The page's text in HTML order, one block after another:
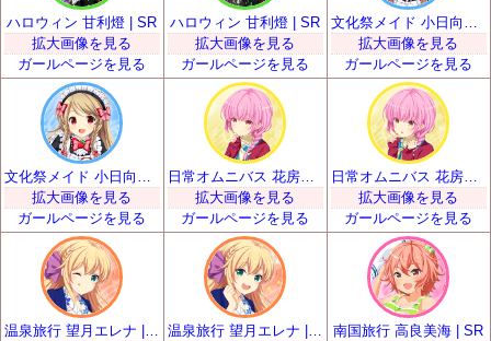
ハロウィン 甘利燈 | SR
拡大画像を見る
ガールページを見る
ハロウィン 甘利燈 | SR
拡大画像を見る
ガールページを見る
拡大画像を見る
ガールページを見る
拡大画像を見る
ガールページを見る
日常オムニバス 花房優輝 | SR
拡大画像を見る
ガールページを見る
日常オムニバス 花房優輝 | SR
拡大画像を見る
ガールページを見る
温泉旅行 望月エレナ | SR
南国旅行 高良美海 | SR